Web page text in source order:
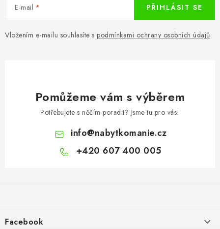
E-mail
Vložením e-mailu souhlasíte s podmínkami ochrany osobních údajů
PŘIHLÁSIT SE
Pomůžeme vám s výběrem
Potřebujete s něčím poradit? Jsme tu pro vás!
info@nabytkomanie.cz
+420 607 400 005
aFacebook